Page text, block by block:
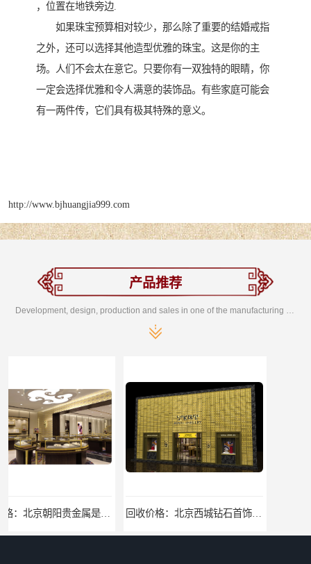
，位置在地铁旁边.
如果珠宝预算相对较少，那么除了重要的结婚戒指
之外，还可以选择其他造型优雅的珠宝。这是你的主
场。人们不会太在意它。只要你有一双独特的眼睛，你
一定会选择优雅和令人满意的装饰品。有些家庭可能会
有一两件传，它们具有极其特殊的意义。
http://www.bjhuangjia999.com
产品推荐
回收价格：北京西城钻石首饰高价回收，当场结算回收找哪家